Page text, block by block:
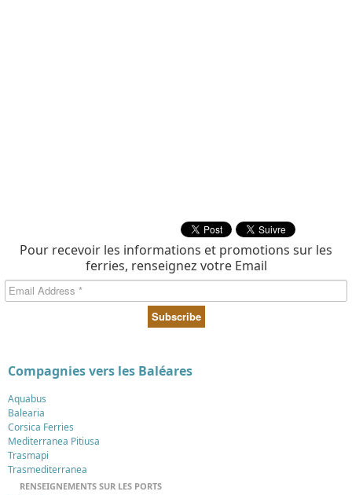
Pour recevoir les informations et promotions sur les
ferries, renseignez votre Email
Compagnies vers les Baléares
Aquabus
Balearia
Corsica Ferries
Mediterranea Pitiusa
Trasmapi
Trasmediterranea
RENSEIGNEMENTS SUR LES PORTS